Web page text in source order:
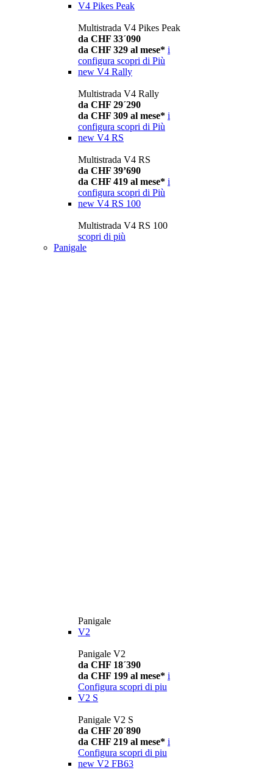
V4 Pikes Peak
Multistrada V4 Pikes Peak
da CHF 33´090
da CHF 329 al mese* i
configura scopri di Più
new V4 Rally
Multistrada V4 Rally
da CHF 29´290
da CHF 309 al mese* i
configura scopri di Più
new V4 RS
Multistrada V4 RS
da CHF 39’690
da CHF 419 al mese* i
configura scopri di Più
new V4 RS 100
Multistrada V4 RS 100
scopri di più
Panigale
Panigale
V2
Panigale V2
da CHF 18´390
da CHF 199 al mese* i
Configura scopri di piu
V2 S
Panigale V2 S
da CHF 20´890
da CHF 219 al mese* i
Configura scopri di piu
new V2 FB63